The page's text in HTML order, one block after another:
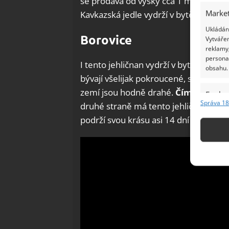
obsahu.
Funkce
Správa
Kavkazská jedle vydrží v bytě asi
Borovice
I tento jehličnan vydrží v bytě
bývají všelijak pokroucené, s řídkým
zemí jsou hodně drahé. Čím má
druhé straně má tento jehličnan
podrží svou krásu asi 14 dní až tři